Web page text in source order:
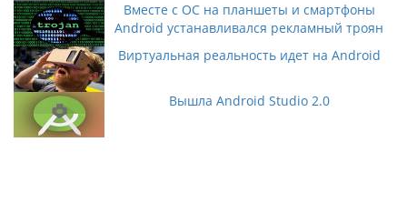
Вместе с ОС на планшеты и смартфоны
Android устанавливался рекламный троян
Виртуальная реальность идет на Android
Вышла Android Studio 2.0